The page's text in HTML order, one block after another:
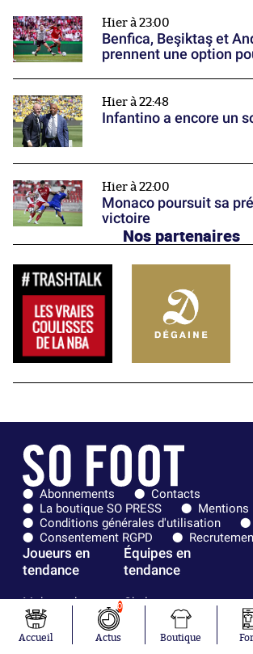
Hier à 23:00
Benfica, Beşiktaş et
prennent une option
Hier à 22:48
Infantino a encore un
Hier à 22:00
Monaco poursuit sa
victoire
Nos partenaires
Abonnements
Contacts
La boutique SO PRESS
Mentions
Conditions générales d'utilisation
Consentement RGPD
Joueurs en
tendance
Mohamed
Salah
Mykhailo
Mudryk
Équipes en
tendance
Chelsea
Paris Saint-
Germain
Bordeaux
Accueil
0
Actus Boutique